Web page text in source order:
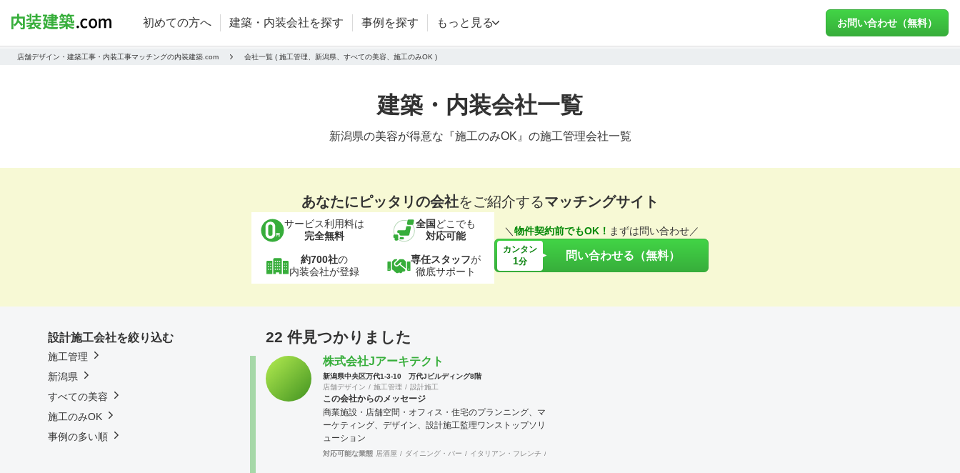
初めての方へ 建築・内装会社を探す 事例を探す もっと見る お問い合わせ（無料）
店舗デザイン・建築工事・内装工事マッチングの内装建築.com 会社一覧 ( 施工管理、新潟県、すべての美容、施工のみOK )
建築・内装会社一覧
新潟県の美容が得意な『施工のみOK』の施工管理会社一覧
あなたにピッタリの会社をご紹介するマッチングサイト
サービス利用料は
完全無料
全国 どこでも
対応可能
約700社の
内装会社が登録
専任スタッフが
徹底サポート
＼ 物件契約前でもOK！ まずは問い合わせ／
カンタン
1分 問い合わせる（無料）
22 件見つかりました
株式会社Jアーキテクト
新潟県中央区万代1‐3‐10 万代Jビルディング8階
店舗デザイン
施工管理 設計施工
この会社からのメッセージ
商業施設・店舗空間・オフィス・住宅のプランニング、マ
ーケティング、デザイン、設計施工監理ワンストップソリ
ューション
対応可能な業態 居酒屋 ダイニング・バー イタリアン・フレンチ
設計施工会社を絞り込む
施工管理
新潟県
すべての美容
施工のみOK
事例の多い順